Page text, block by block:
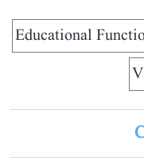
Educational